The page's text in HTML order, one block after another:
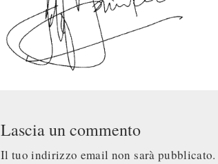
Lascia un commento
Il tuo indirizzo email non sarà pubblicato.